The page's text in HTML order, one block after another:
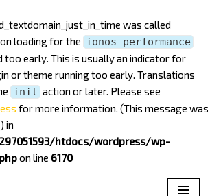
was called
loading for the ionos-performance
early. This is usually an indicator for
or theme running too early. Translations
init action or later. Please see
for more information. (This message was
in
htdocs/wordpress/wp-
on line 6170